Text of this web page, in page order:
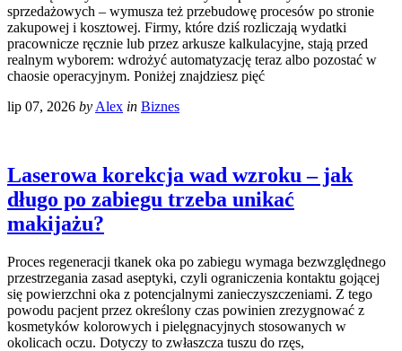
sprzedażowych – wymusza też przebudowę procesów po stronie
zakupowej i kosztowej. Firmy, które dziś rozliczają wydatki
pracownicze ręcznie lub przez arkusze kalkulacyjne, stają przed
realnym wyborem: wdrożyć automatyzację teraz albo pozostać w
chaosie operacyjnym. Poniżej znajdziesz pięć
lip 07, 2026 by Alex in Biznes
Laserowa korekcja wad wzroku – jak
długo po zabiegu trzeba unikać
makijażu?
Proces regeneracji tkanek oka po zabiegu wymaga bezwzględnego
przestrzegania zasad aseptyki, czyli ograniczenia kontaktu gojącej
się powierzchni oka z potencjalnymi zanieczyszczeniami. Z tego
powodu pacjent przez określony czas powinien zrezygnować z
kosmetyków kolorowych i pielęgnacyjnych stosowanych w
okolicach oczu. Dotyczy to zwłaszcza tuszu do rzęs,